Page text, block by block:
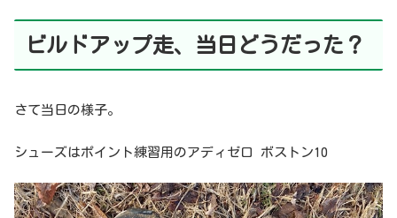
ビルドアップ走、当日どうだった？
さて当日の様子。
シューズはポイント練習用のアディゼロ ボストン10